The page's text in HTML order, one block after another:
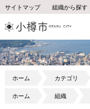
サイトマップ 組織から探す
ホーム カテゴリ
ホーム 組織